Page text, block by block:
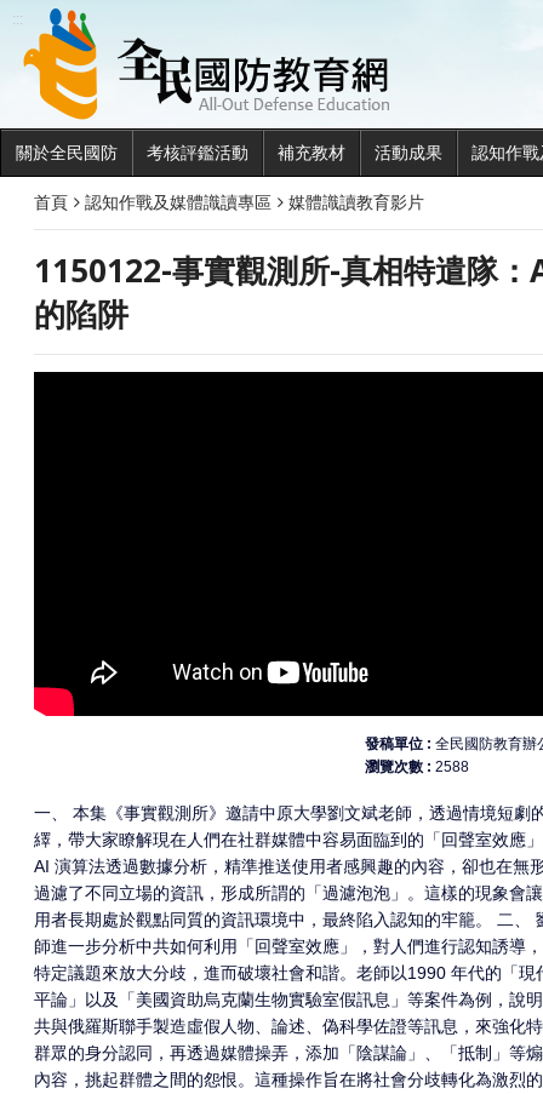
:::
關於全民國防 考核評鑑活動 補充教材 活動成果 認知作
首頁 認知作戰及媒體識讀專區 媒體識讀教育影片
1150122-事實觀測所-真相特遣隊：
的陷阱
發稿單位
全民國防教育辦
瀏覽次數
2588
一、 本集《事實觀測所》邀請中原大學劉文斌老師，透過情境短劇
繹，帶大家瞭解現在人們在社群媒體中容易面臨到的「回聲室效應
AI 演算法透過數據分析，精準推送使用者感興趣的內容，卻也在無
過濾了不同立場的資訊，形成所謂的「過濾泡泡」。這樣的現象會
用者長期處於觀點同質的資訊環境中，最終陷入認知的牢籠。 二、
師進一步分析中共如何利用「回聲室效應」，對人們進行認知誘導
特定議題來放大分歧，進而破壞社會和諧。老師以1990 年代的「現
平論」以及「美國資助烏克蘭生物實驗室假訊息」等案件為例，說
共與俄羅斯聯手製造虛假人物、論述、偽科學佐證等訊息，來強化
群眾的身分認同，再透過媒體操弄，添加「陰謀論」、「抵制」等
內容，挑起群體之間的怨恨。這種操作旨在將社會分歧轉化為激烈